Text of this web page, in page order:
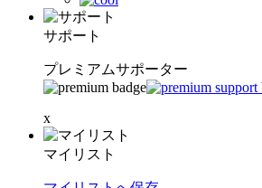
サポート
プレミアムサポーター
x
マイリスト